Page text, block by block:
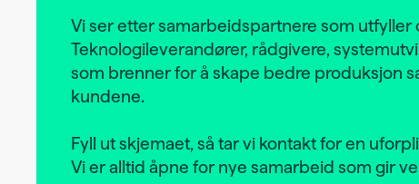
Vi ser etter samarbeidspartnere som utfyller
Teknologileverandører, rådgivere,
som brenner for å skape bedre produksjon
kundene.
Fyll ut skjemaet, så tar vi kontakt for en
Vi er alltid åpne for nye samarbeid som gir